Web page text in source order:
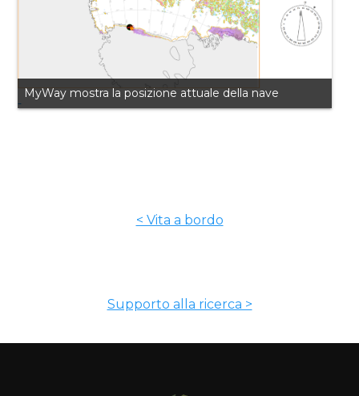
MyWay mostra la posizione attuale della nave
< Vita a bordo
Supporto alla ricerca >